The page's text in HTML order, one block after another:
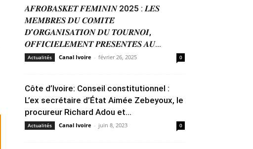
𝑨𝑭𝑹𝑶𝑩𝑨𝑺𝑲𝑬𝑻 𝑭𝑬𝑴𝑰𝑵𝑰𝑵 2025 : 𝑳𝑬𝑺
𝑴𝑬𝑴𝑩𝑹𝑬𝑺 𝑫𝑼 𝑪𝑶𝑴𝑰𝑻𝑬́
𝑫’𝑶𝑹𝑮𝑨𝑵𝑰𝑺𝑨𝑻𝑰𝑶𝑵 𝑫𝑼 𝑻𝑶𝑼𝑹𝑵𝑶𝑰,
𝑶𝑭𝑭𝑰𝑪𝑰𝑬𝑳𝑬𝑴𝑬𝑵𝑻 𝑷𝑹𝑬𝑺𝑬𝑵𝑻𝑬́𝑺 𝑨𝑼...
Actualités Canal Ivoire - février 26, 2025 0
Côte d’Ivoire: Conseil constitutionnel :
L’ex secrétaire d’État Aimée Zebeyoux, le
procureur Richard Adou et...
Actualités Canal Ivoire - juin 8, 2023 0